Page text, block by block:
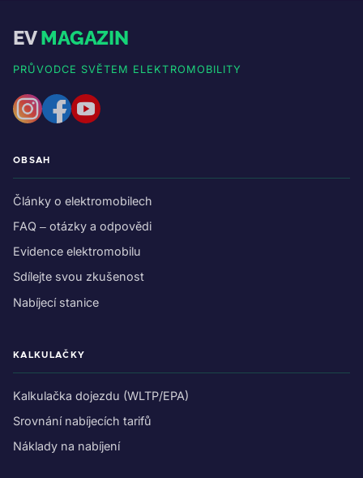
EVMAGAZIN
PRŮVODCE SVĚTEM ELEKTROMOBILITY
OBSAH
Články o elektromobilech
FAQ – otázky a odpovědi
Evidence elektromobilu
Sdílejte svou zkušenost
Nabíjecí stanice
KALKULAČKY
Kalkulačka dojezdu (WLTP/EPA)
Srovnání nabíjecích tarifů
Náklady na nabíjení